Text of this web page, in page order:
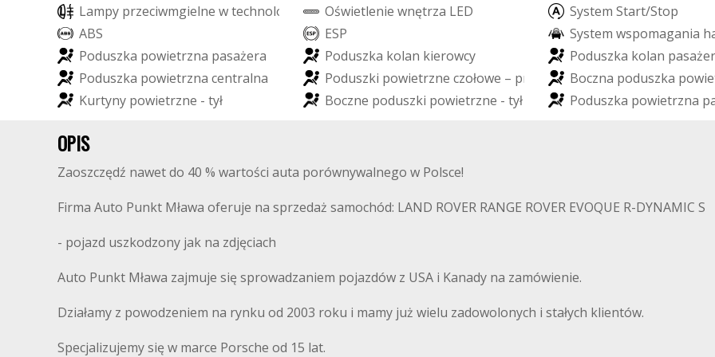
Lampy przeciwmgielne wtechnolo LEDOświetlenie wnętrza LED System Start/Stop
ABS ESP System wspomagania h
Poduszka powietrzna pasażera Poduszka kolan kierowcy Poduszka kolan pasażer
Poduszka powietrzna centralna Poduszki powietrzne czołowe – pr Boczna poduszka powie
Kurtyny powietrzne - tył Boczne poduszki powietrzne - tył Poduszka powietrzna p
OPIS
Zaoszczędź nawet do 40 % wartości auta porównywalnego w Polsce!
Firma Auto Punkt Mława oferuje na sprzedaż samochód: LAND ROVER RANGE ROVER EVOQUE R-DYNAMIC S
- pojazd uszkodzony jak na zdjęciach
Auto Punkt Mława zajmuje się sprowadzaniem pojazdów z USA i Kanady na zamówienie.
Działamy z powodzeniem na rynku od 2003 roku i mamy już wielu zadowolonych i stałych klientów.
Specjalizujemy się w marce Porsche od 15 lat.